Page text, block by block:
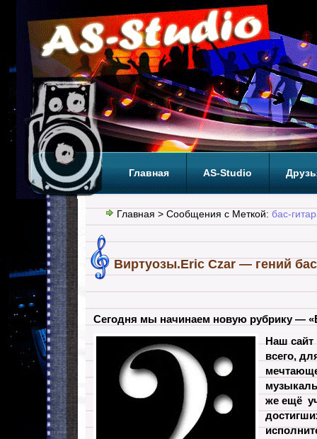
Главная AS-Studio
Теги ТОП
Главная > Сообщения с Меткой: бас-
Виртуозы.Eric Czar — гений
Сегодня мы начинаем новую рубрику —
Наш сайт
всего,
же ещё